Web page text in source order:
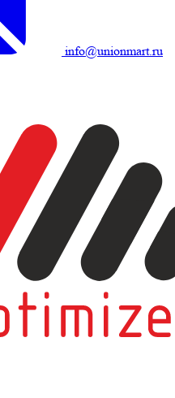
info@unionmart.ru